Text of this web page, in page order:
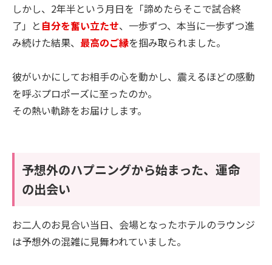
しかし、2年半という月日を「諦めたらそこで試合終
了」と 自分を奮い立たせ、一歩ずつ、本当に一歩ずつ進
み続けた結果、 最高のご縁を掴み取られました。
彼がいかにしてお相手の心を動かし、震えるほどの感動
を呼ぶプロポーズに至ったのか。
その熱い軌跡をお届けします。
予想外のハプニングから始まった、運命
の出会い
お二人のお見合い当日、会場となったホテルのラウンジ
は予想外の混雑に見舞われていました。